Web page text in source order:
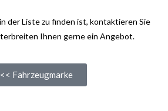
der Liste zu finden ist, kontaktieren Sie
Ihnen gerne ein Angebot.
<< Fahrzeugmarke